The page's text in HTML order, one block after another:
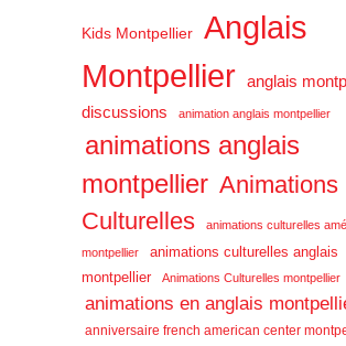
Kids Montpellier
Anglais
Montpellier
anglais
discussions
animation anglais montpellier
animations anglais
montpellier Animations
Culturelles
animations culturelles
montpellier
animations culturelles anglais
montpellier
Animations Culturelles montpellier
animations en anglais
anniversaire french american center